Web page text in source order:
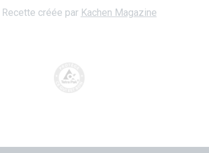
Recette créée par Kachen Magazine